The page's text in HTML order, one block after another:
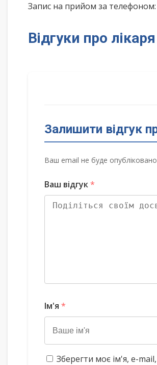
Запис на прийом за телефоном:
Відгуки про лікаря
Залишити відгук
Ваш email не буде
Ваш відгук*
Ім'я *
Зберегти моє ім'я, e-